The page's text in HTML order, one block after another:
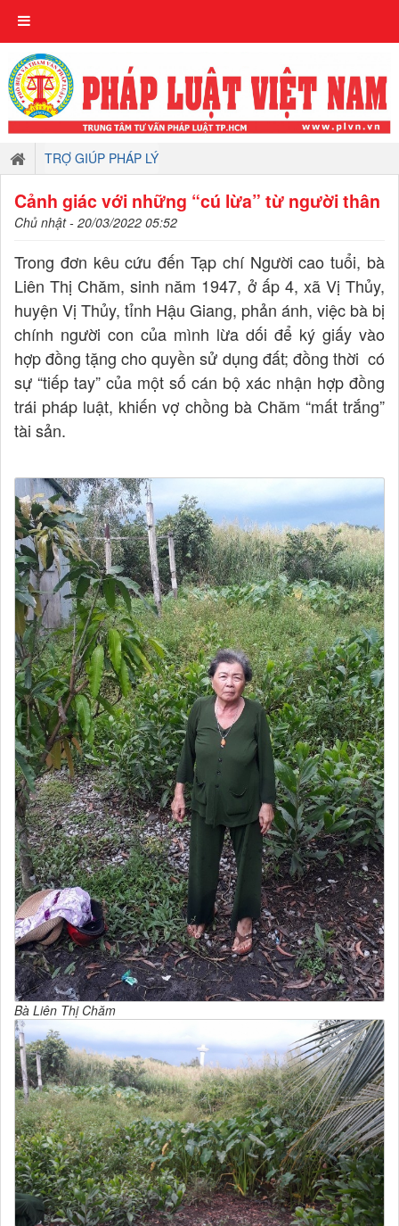
TRỢ GIÚP PHÁP LÝ
Cảnh giác với những “cú lừa” từ người thân
Chủ nhật - 20/03/2022 05:52
Trong đơn kêu cứu đến Tạp chí Người cao tuổi, bà
Liên Thị Chăm, sinh năm 1947, ở ấp 4, xã Vị Thủy,
huyện Vị Thủy, tỉnh Hậu Giang, phản ánh, việc bà bị
chính người con của mình lừa dối để ký giấy vào
hợp đồng tặng cho quyền sử dụng đất; đồng thời có
sự “tiếp tay” của một số cán bộ xác nhận hợp đồng
trái pháp luật, khiến vợ chồng bà Chăm “mất trắng”
tài sản.
Bà Liên Thị Chăm